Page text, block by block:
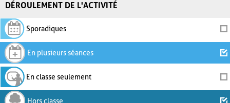
DÉROULEMENT DE L'ACTIVITÉ
Sporadiques
En plusieurs séances
En classe seulement
Hors classe